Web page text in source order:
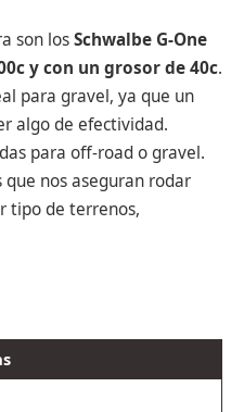
son losSchwalbe G-One
y con un grosor de 40c.
para gravel, ya que un
algo de efectividad.
para off-road o gravel.
que nos aseguran rodar
tipo de terrenos,